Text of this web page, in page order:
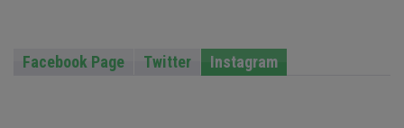
Facebook Page Twitter Instagram